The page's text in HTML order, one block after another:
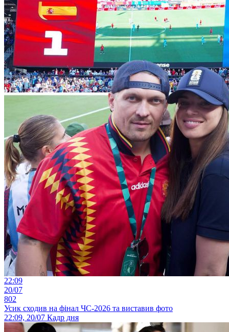
22:09
20/07
802
Усик сходив на фінал ЧС-2026 та виставив фото
22:09, 20/07 Кадр дня